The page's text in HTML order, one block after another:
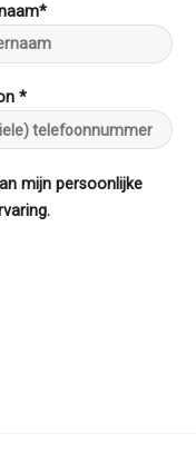
*
mijn persoonlijke